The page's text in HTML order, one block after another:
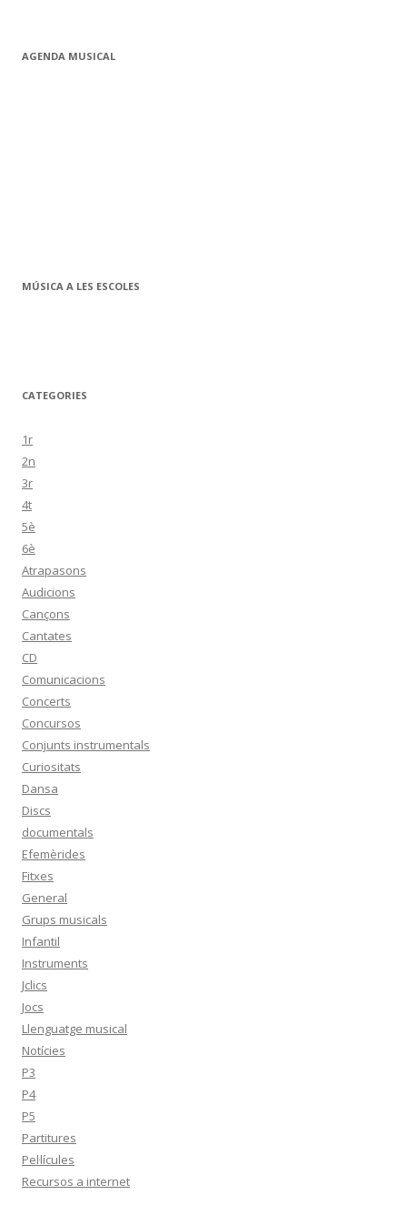
AGENDA MUSICAL
MÚSICA A LES ESCOLES
CATEGORIES
1r
2n
3r
4t
5è
6è
Atrapasons
Audicions
Cançons
Cantates
CD
Comunicacions
Concerts
Concursos
Conjunts instrumentals
Curiositats
Dansa
Discs
documentals
Efemèrides
Fitxes
General
Grups musicals
Infantil
Instruments
Jclics
Jocs
Llenguatge musical
Notícies
P3
P4
P5
Partitures
Pel·lícules
Recursos a internet